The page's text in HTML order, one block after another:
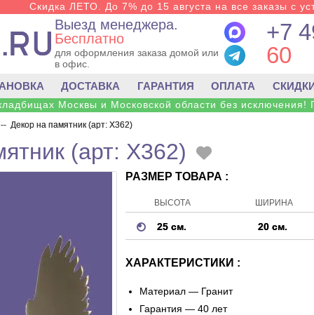
Скидка ЛЕТО. До 7% до 15 августа на все заказы с
Выезд менеджера.
Бесплатно
для оформления заказа домой или
в офис.
+7
60
ДОСТАВКА ГАРАНТИЯ ОПЛАТА
Москвы и Московской области без исключения!
Декор на памятник (арт: X362)
(арт: X362)
РАЗМЕР ТОВАРА :
ВЫСОТА ШИРИНА
25 см. 20 см.
ХАРАКТЕРИСТИКИ :
Материал — Гранит
Гарантия — 40 лет